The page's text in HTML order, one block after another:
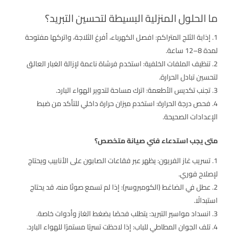
ما الحلول المنزلية البسيطة لتحسين التبريد؟
إذابة الثلج المتراكم: افصل الكهرباء، أفرغ الثلاجة، واتركها مفتوحة
لمدة 8–12 ساعة.
تنظيف الملفات الخلفية: استخدم فرشاة ناعمة لإزالة الغبار العالق
لتحسين تبادل الحرارة.
تجنب تكديس الأطعمة: اترك مساحة لتدوير الهواء البارد.
فحص درجة الحرارة: استخدم ميزان حرارة داخلي للتأكد من ضبط
الإعدادات الصحيحة.
متى يجب استدعاء فني صيانة متخصص؟
تسريب غاز الفريون: يظهر عبر فقاعات الصابون على الأنابيب ويحتاج
لإصلاح فوري.
عطل في الضاغط (الكومبروسر): إذا لم تسمع صوتًا منه، قد يحتاج
استبدالًا.
انسداد مواسير التبريد: يتطلب فحصًا بضغط الغاز وأدوات خاصة.
تلف الجوان المطاطي للباب: إذا لاحظت تسربًا مستمرًا للهواء البارد.